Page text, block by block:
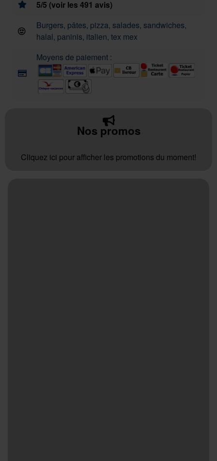
5/5 (voir les 491 avis)
Burgers, pâtes, pizza, salades, sandwiches,
halal, paninis, italien, tex mex
Moyens de paiement :
Nos promos
Cliquez ici pour afficher les promotions du moment!